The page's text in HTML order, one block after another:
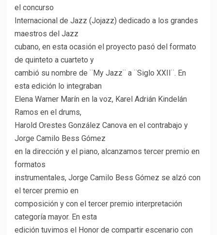
el concurso
Internacional de Jazz (Jojazz) dedicado a los grandes
maestros del Jazz
cubano, en esta ocasión el proyecto pasó del formato
de quinteto a cuarteto y
cambió su nombre de ¨My Jazz¨ a ¨Siglo XXII¨. En
esta edición lo integraban
Elena Warner Marín en la voz, Karel Adrián Kindelán
Ramos en el drums,
Harold Orestes González Canova en el contrabajo y
Jorge Camilo Bess Gómez
en la dirección y el piano, alcanzamos tercer premio en
formatos
instrumentales, Jorge Camilo Bess Gómez se alzó con
el tercer premio en
composición y con el tercer premio interpretación
categoría mayor. En esta
edición tuvimos el Honor de compartir escenario con